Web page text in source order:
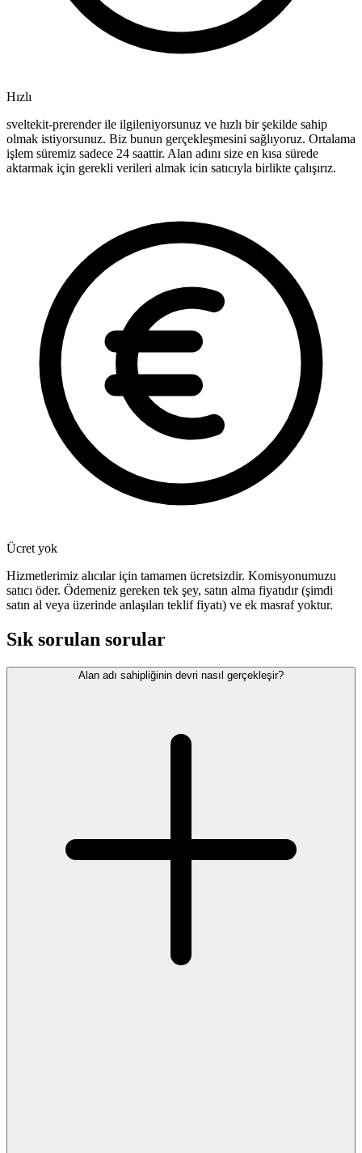
Hızlı
sveltekit-prerender ile ilgileniyorsunuz ve hızlı bir şekilde sahip
olmak istiyorsunuz. Biz bunun gerçekleşmesini sağlıyoruz. Ortalama
işlem süremiz sadece 24 saattir. Alan adını size en kısa sürede
aktarmak için gerekli verileri almak icin satıcıyla birlikte çalışırız.
Ücret yok
Hizmetlerimiz alıcılar için tamamen ücretsizdir. Komisyonumuzu
satıcı öder. Ödemeniz gereken tek şey, satın alma fiyatıdır (şimdi
satın al veya üzerinde anlaşılan teklif fiyatı) ve ek masraf yoktur.
Sık sorulan sorular
Alan adı sahipliğinin devri nasıl gerçekleşir?